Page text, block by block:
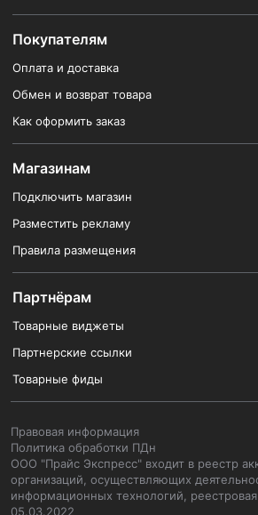
Покупателям
Оплата и доставка
Обмен и возврат товара
Как оформить заказ
Магазинам
Подключить магазин
Разместить рекламу
Правила размещения
Партнёрам
Товарные виджеты
Партнерские ссылки
Товарные фиды
Правовая информация
Политика обработки ПДн
ООО "Прайс Экспресс" входит в реестр
организаций, осуществляющих
информационных технологий,
05.03.2022